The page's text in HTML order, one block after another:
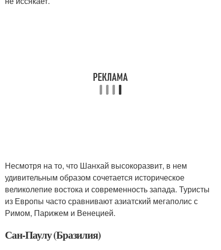
Несмотря на то, что Шанхай высокоразвит, в нем
удивительным образом сочетается историческое
великолепие востока и современность запада. Туристы
из Европы часто сравнивают азиатский мегаполис с
Римом, Парижем и Венецией.
Сан-Паулу (Бразилия)